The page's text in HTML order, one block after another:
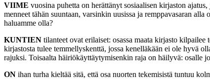
VIIME vuosina puhetta on herättänyt sosiaalisen kirjaston
menneet tähän suuntaan, varsinkin uusissa ja remppavasaran
haluamme olla?
KUNTIEN tilanteet ovat erilaiset: osassa maata kirjasto
kirjastosta tulee temmellyskenttä, jossa kenelläkään ei ole hyvä
rajuksi. Toisaalta häiriökäyttäytymisenkin raja on häilyvä: osalle
ON ihan turha kieltää sitä, että osa nuorten tekemisistä tuntuu